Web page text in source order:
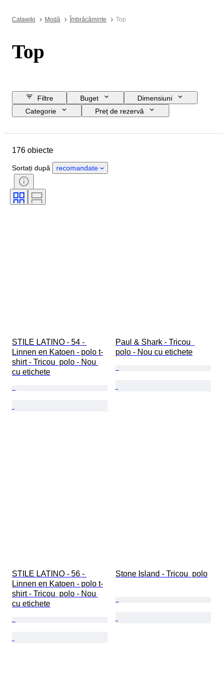
Catawiki Modă Îmbrăcăminte Top
Top
Filtre Buget
Dimensiuni
Categorie
Preț de rezervă
Țara de Proveniență
Stare
Mărimea hainelor
Mărime articol
176 obiecte
Sortați după recomandate
STILE LATINO - 54 -
Linnen en Katoen - polo t-
shirt - Tricou  polo - Nou
cu etichete
Paul & Shark - Tricou
polo - Nou cu etichete
STILE LATINO - 56 -
Linnen en Katoen - polo t-
shirt - Tricou  polo - Nou
cu etichete
Stone Island - Tricou  polo